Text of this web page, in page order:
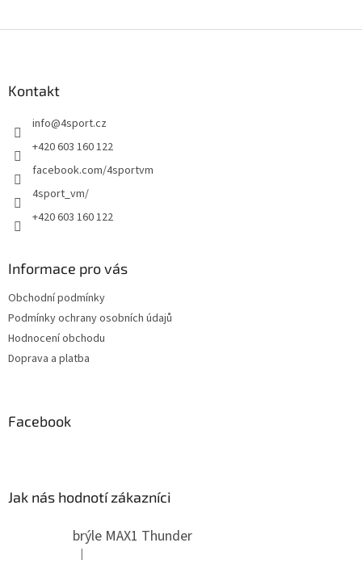
Kontakt
info@4sport.cz
+420 603 160 122
facebook.com/4sportvm
4sport_vm/
+420 603 160 122
Informace pro vás
Obchodní podmínky
Podmínky ochrany osobních údajů
Hodnocení obchodu
Doprava a platba
Facebook
Jak nás hodnotí zákazníci
brýle MAX1 Thunder
Hodnocení produktu je 5 z 5 hvězdiček.
|